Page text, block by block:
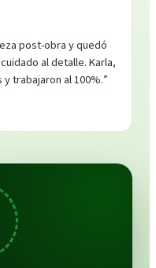
post-obra y quedó
al detalle. Karla,
trabajaron al 100%.”